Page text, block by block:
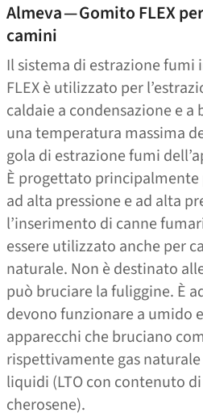
Almeva — Gomito FLEX
camini
Il sistema di estrazione fumi
FLEX è utilizzato per
caldaie a condensazione e
una temperatura massima
gola di estrazione fumi
È progettato principalmente
ad alta pressione e ad alta
l’inserimento di canne
essere utilizzato anche per
naturale. Non è destinato
può bruciare la fuliggine. È
devono funzionare a umido
apparecchi che bruciano
rispettivamente gas
liquidi (LTO con contenuto
cherosene).